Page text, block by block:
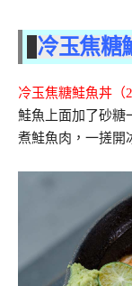
冷玉焦糖
冷玉焦糖鮭魚丼（
鮭魚上面加了砂糖
煮鮭魚肉，一搓開